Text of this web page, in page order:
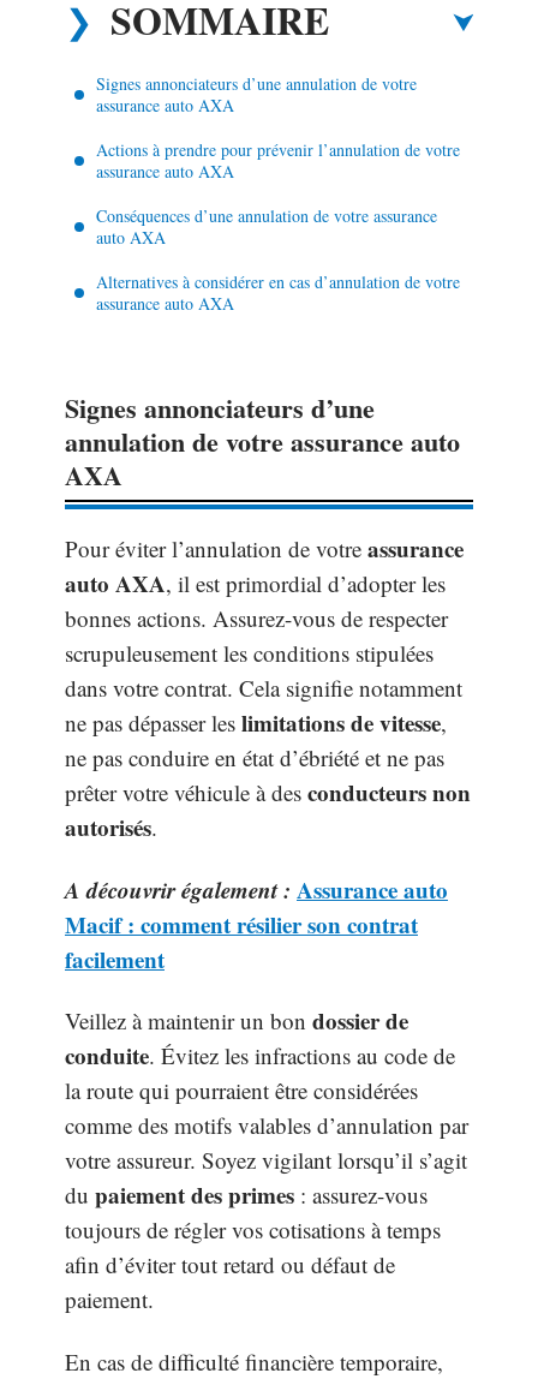
SOMMAIRE
Signes annonciateurs d’une annulation de votre
assurance auto AXA
Actions à prendre pour prévenir l’annulation de votre
assurance auto AXA
Conséquences d’une annulation de votre assurance
auto AXA
Alternatives à considérer en cas d’annulation de votre
assurance auto AXA
Signes annonciateurs d’une
annulation de votre assurance auto
AXA
Pour éviter l’annulation de votre assurance
auto AXA, il est primordial d’adopter les
bonnes actions. Assurez-vous de respecter
scrupuleusement les conditions stipulées
dans votre contrat. Cela signifie notamment
ne pas dépasser les limitations de vitesse,
ne pas conduire en état d’ébriété et ne pas
prêter votre véhicule à des conducteurs non
autorisés.
A découvrir également : Assurance auto
Macif : comment résilier son contrat
facilement
Veillez à maintenir un bon dossier de
conduite. Évitez les infractions au code de
la route qui pourraient être considérées
comme des motifs valables d’annulation par
votre assureur. Soyez vigilant lorsqu’il s’agit
du paiement des primes : assurez-vous
toujours de régler vos cotisations à temps
afin d’éviter tout retard ou défaut de
paiement.
En cas de difficulté financière temporaire,